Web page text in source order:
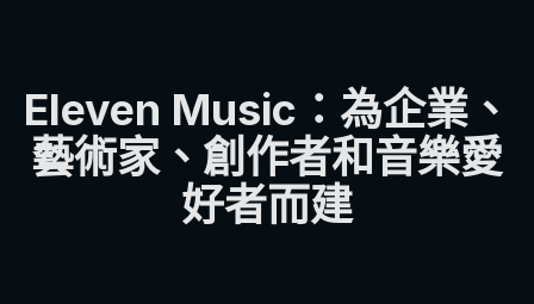
Eleven Music：為企業、
藝術家、創作者和音樂愛
好者而建